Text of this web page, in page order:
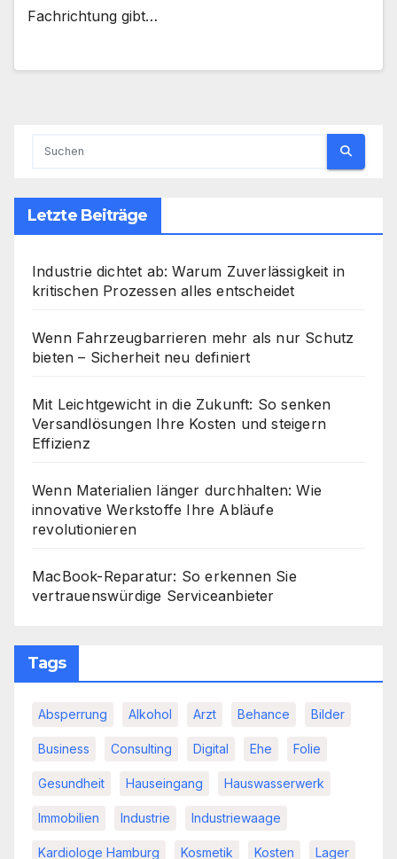
Fachrichtung gibt…
Letzte Beiträge
Industrie dichtet ab: Warum Zuverlässigkeit in
kritischen Prozessen alles entscheidet
Wenn Fahrzeugbarrieren mehr als nur Schutz
bieten – Sicherheit neu definiert
Mit Leichtgewicht in die Zukunft: So senken
Versandlösungen Ihre Kosten und steigern
Effizienz
Wenn Materialien länger durchhalten: Wie
innovative Werkstoffe Ihre Abläufe
revolutionieren
MacBook-Reparatur: So erkennen Sie
vertrauenswürdige Serviceanbieter
Tags
Absperrung Alkohol Arzt Behance Bilder
Business Consulting Digital Ehe Folie
Gesundheit Hauseingang Hauswasserwerk
Immobilien Industrie Industriewaage
Kardiologe Hamburg Kosmetik Kosten Lager